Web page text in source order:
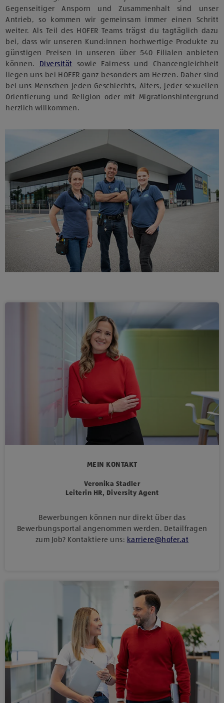
Gegenseitiger Ansporn und Zusammenhalt sind unser
Antrieb, so kommen wir gemeinsam immer einen Schritt
weiter. Als Teil des HOFER Teams trägst du tagtäglich dazu
bei, dass wir unseren Kund:innen hochwertige Produkte zu
günstigen Preisen in unseren über 540 Filialen anbieten
können. Diversität sowie Fairness und Chancengleichheit
liegen uns bei HOFER ganz besonders am Herzen. Daher sind
bei uns Menschen jeden Geschlechts, Alters, jeder sexuellen
Orientierung und Religion oder mit Migrationshintergrund
herzlich willkommen.
MEIN KONTAKT
Veronika Stadler
Leiterin HR, Diversity Agent
Bewerbungen können nur direkt über das
Bewerbungsportal angenommen werden. Detailfragen
zum Job? Kontaktiere uns: karriere@hofer.at